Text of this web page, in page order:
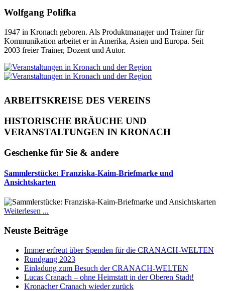
Wolfgang Polifka
1947 in Kronach geboren. Als Produktmanager und Trainer für
Kommunikation arbeitet er in Amerika, Asien und Europa. Seit
2003 freier Trainer, Dozent und Autor.
ARBEITSKREISE DES VEREINS
HISTORISCHE BRÄUCHE UND
VERANSTALTUNGEN IN KRONACH
Geschenke für Sie & andere
Sammlerstücke: Franziska-Kaim-Briefmarke und
Ansichtskarten
Weiterlesen ...
Neuste Beiträge
Immer erfreut über Spenden für die CRANACH-WELTEN
Rundgang 2023
Einladung zum Besuch der CRANACH-WELTEN
Lucas Cranach – ohne Heimstatt in der Oberen Stadt!
Kronacher Cranach wieder zurück